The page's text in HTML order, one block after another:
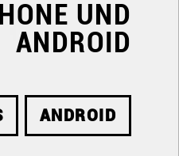
UND
ANDROID
ANDROID